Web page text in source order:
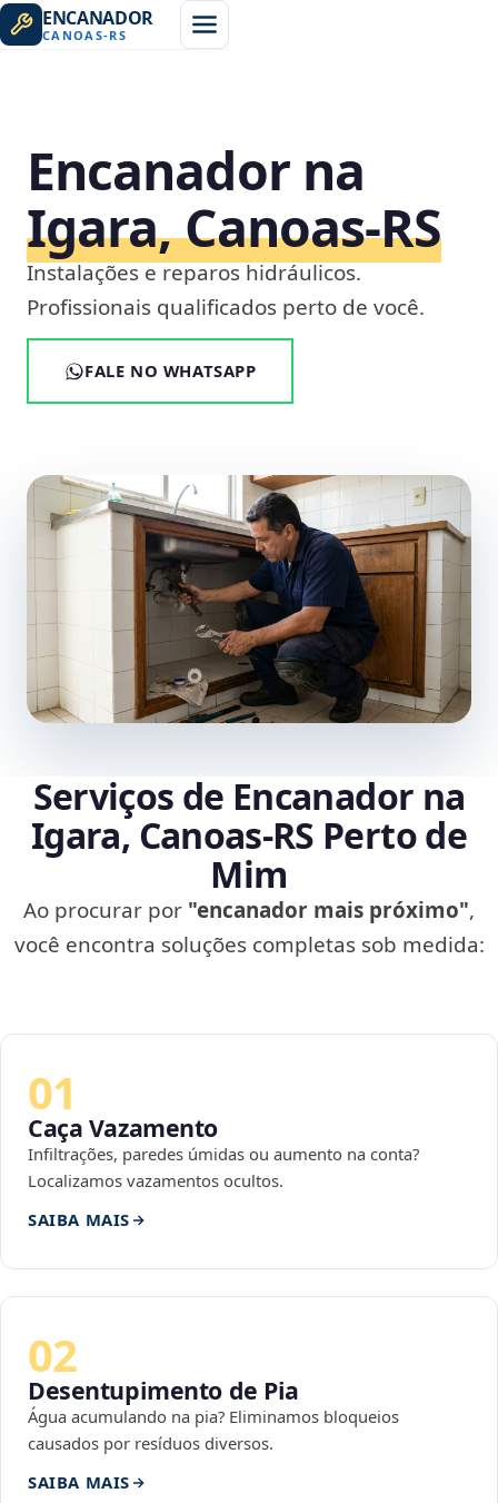
ENCANADOR
CANOAS-RS
Encanador na
Igara, Canoas‑RS
Instalações e reparos hidráulicos.
Profissionais qualificados perto de você.
FALE NO WHATSAPP
Serviços de Encanador na
Igara, Canoas‑RS Perto de
Mim
Ao procurar por "encanador mais próximo",
você encontra soluções completas sob medida:
01
Caça Vazamento
Infiltrações, paredes úmidas ou aumento na conta?
Localizamos vazamentos ocultos.
SAIBA MAIS
02
Desentupimento de Pia
Água acumulando na pia? Eliminamos bloqueios
causados por resíduos diversos.
SAIBA MAIS